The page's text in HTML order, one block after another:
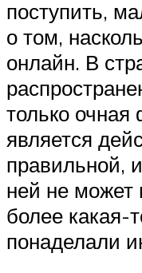
поступить,
о том,
онлайн. В
только
является
правильной,
ней не может
более какая-
понаделали